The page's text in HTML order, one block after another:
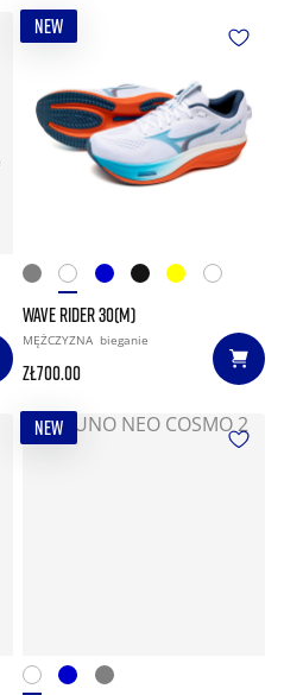
NEW
WAVE RIDER 30(M)
MĘŻCZYZNA bieganie
zł700.00
NEW